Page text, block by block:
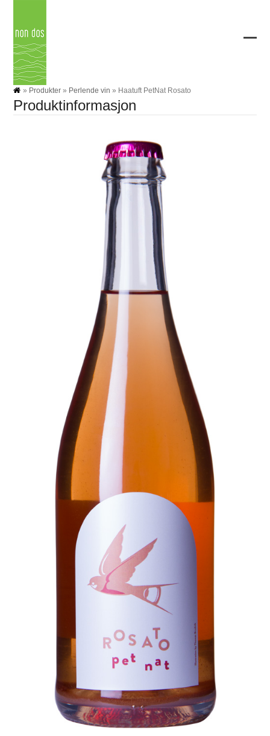
content
» Produkter » Perlende vin » Haatuft PetNat Rosato
Produktinformasjon